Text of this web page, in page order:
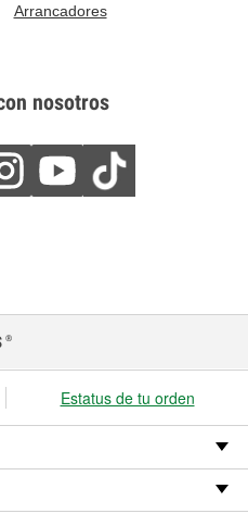
Arrancadores
nosotros
®
Estatus de tu orden